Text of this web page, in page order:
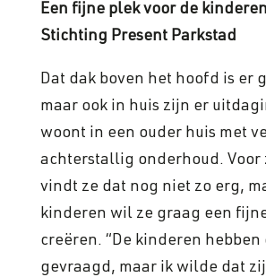
Een fijne plek voor de
Stichting Present Parkstad
Dat dak boven het hoofd is er
maar ook in huis zijn er
woont in een ouder huis met
achterstallig onderhoud. Voor
vindt ze dat nog niet zo erg,
kinderen wil ze graag een
creëren. “De kinderen hebben
gevraagd, maar ik wilde dat